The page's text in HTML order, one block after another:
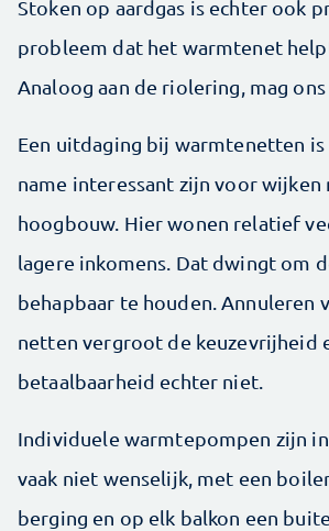
Stoken op aardgas is echter ook
probleem dat het warmtenet
Analoog aan de riolering, mag
Een uitdaging bij warmtenetten
name interessant zijn voor wijken
hoogbouw. Hier wonen relatief
lagere inkomens. Dat dwingt om
behapbaar te houden. Annuleren
netten vergroot de keuzevrijheid
betaalbaarheid echter niet.
Individuele warmtepompen zijn
vaak niet wenselijk, met een
berging en op elk balkon een